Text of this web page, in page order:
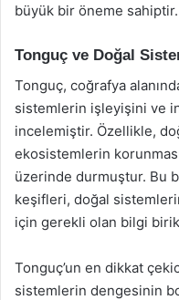
büyük bir öneme sahiptir.
Tonguç ve Doğal
Tonguç, coğrafya
sistemlerin işleyişini ve
incelemiştir. Özellikle,
ekosistemlerin
üzerinde durmuştur. Bu
keşifleri, doğal
için gerekli olan bilgi
Tonguç’un en dikkat
sistemlerin dengesinin